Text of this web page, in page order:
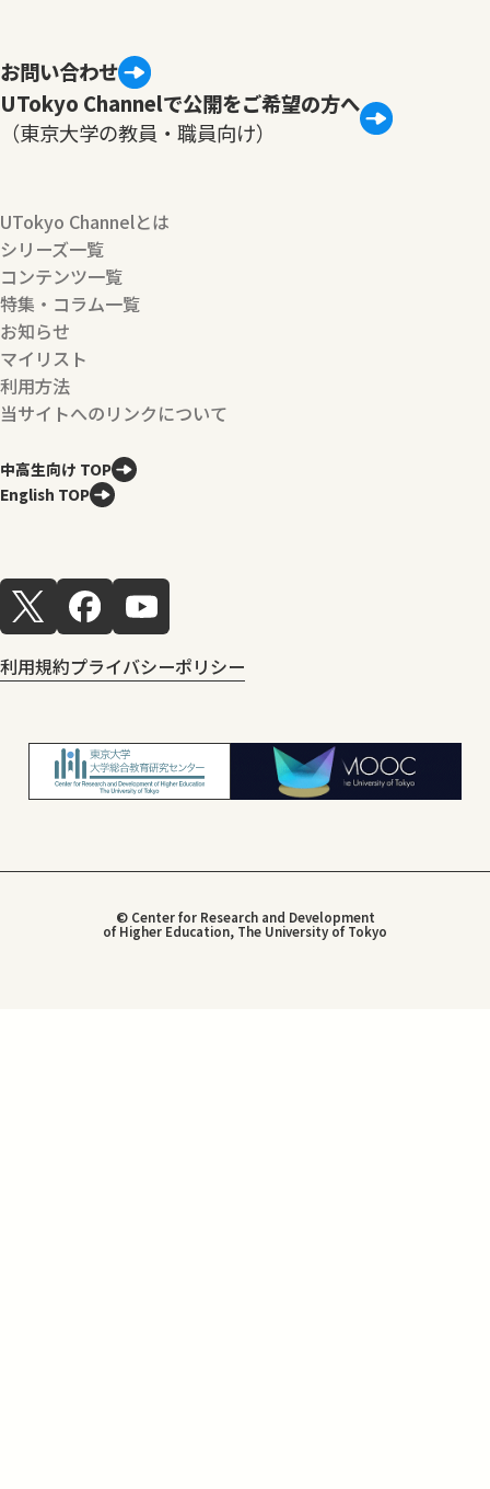
お問い合わせ
UTokyo Channelで公開をご希望の方へ
（東京大学の教員・職員向け）
UTokyo Channelとは
シリーズ一覧
コンテンツ一覧
特集・コラム一覧
お知らせ
マイリスト
利用方法
当サイトへのリンクについて
中高生向け TOP
English TOP
利用規約プライバシーポリシー
© Center for Research and Development
of Higher Education, The University of Tokyo